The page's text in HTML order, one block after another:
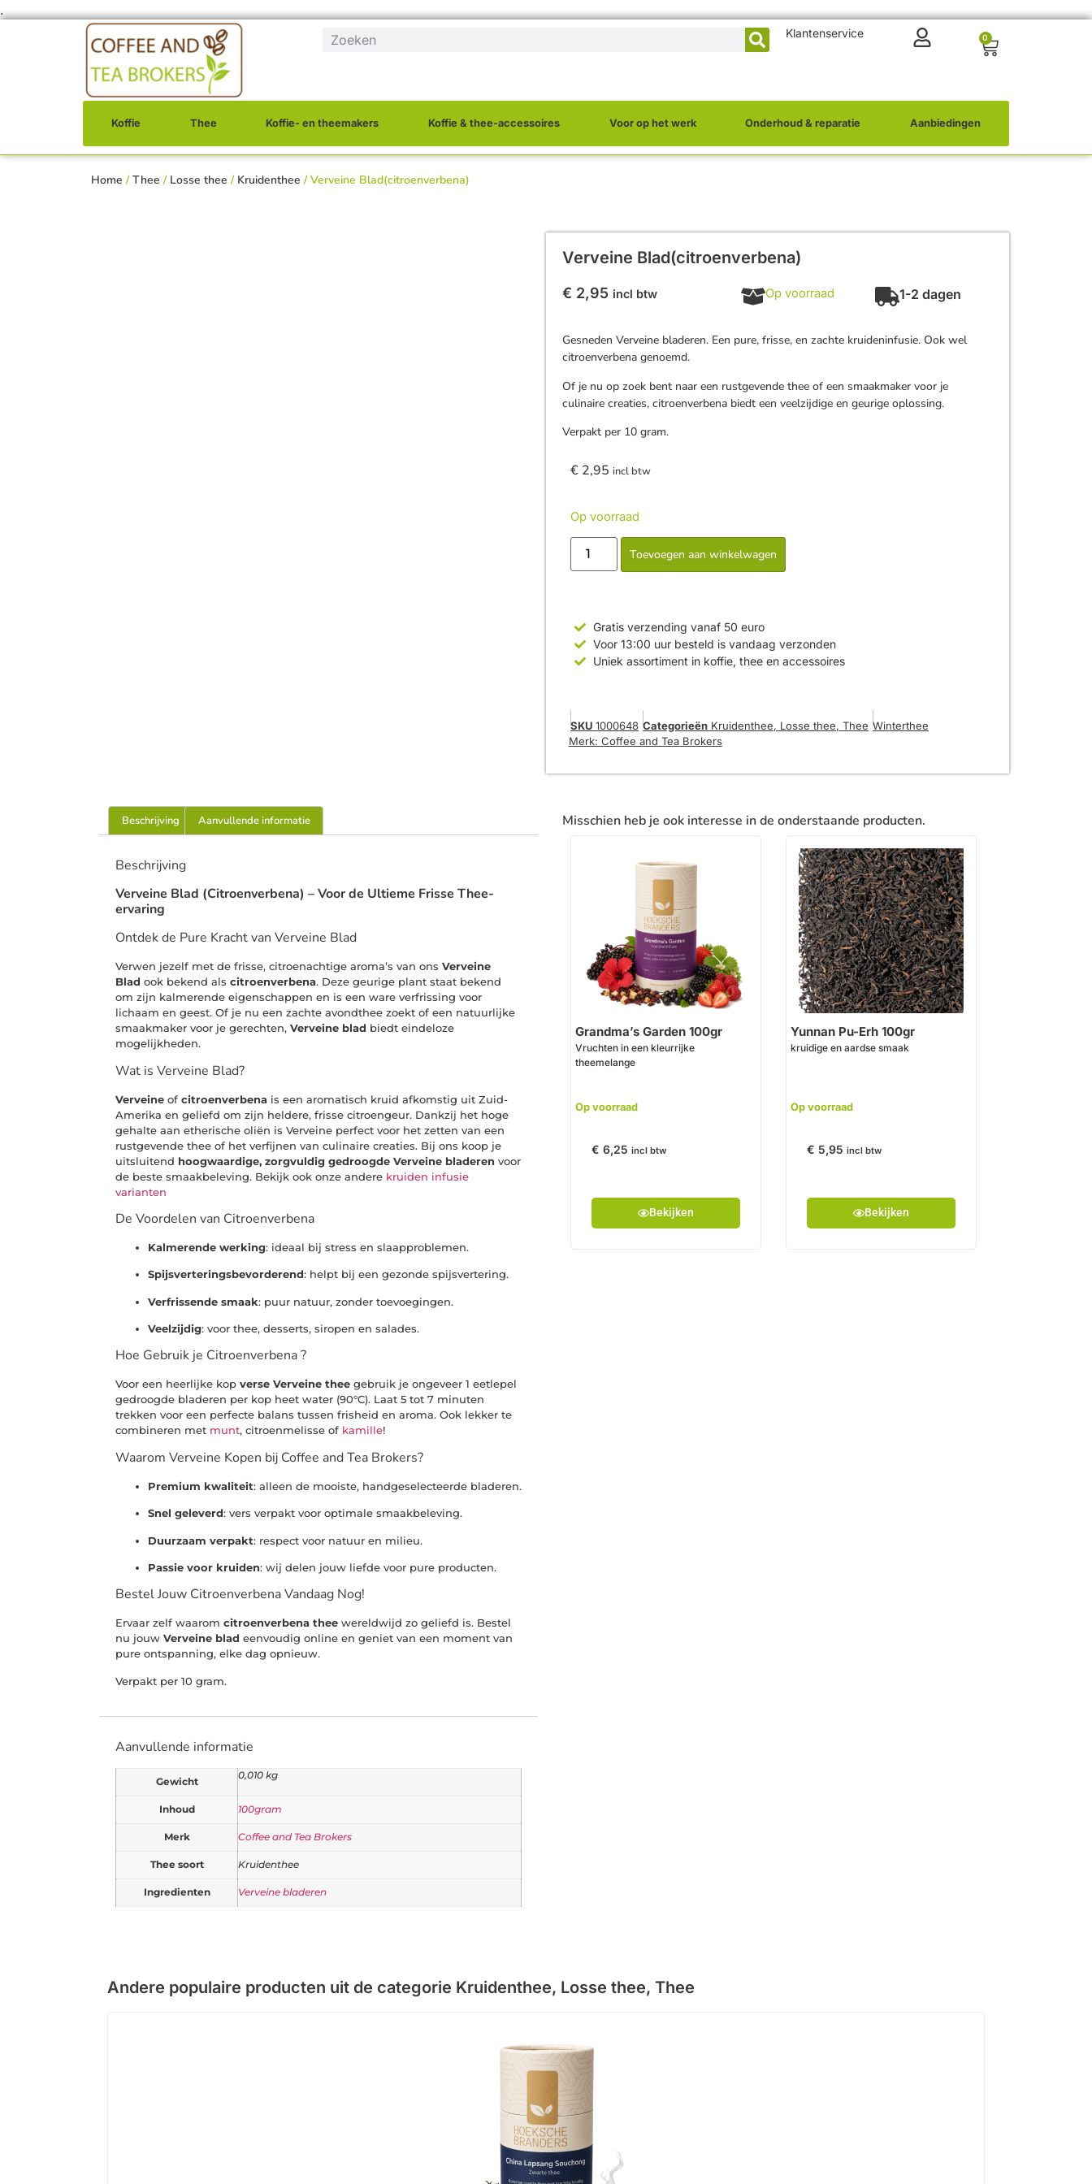
.
Klantenservice 0
Koffie Thee Koffie- en theemakers Koffie & thee-accessoires Voor op het werk Onderhoud & reparatie Aanbiedingen
Home /Thee / Losse thee / Kruidenthee / Verveine Blad(citroenverbena)
Verveine Blad(citroenverbena)
€ 2,95 incl btw Op voorraad 1-2 dagen
Gesneden Verveine bladeren. Een pure, frisse, en zachte kruideninfusie. Ook wel
citroenverbena genoemd.
Of je nu op zoek bent naar een rustgevende thee of een smaakmaker voor je
culinaire creaties, citroenverbena biedt een veelzijdige en geurige oplossing.
Verpakt per 10 gram.
€ 2,95 incl btw
Op voorraad
Toevoegen aan winkelwagen
Gratis verzending vanaf 50 euro
Voor 13:00 uur besteld is vandaag verzonden
Uniek assortiment in koffie, thee en accessoires
SKU 1000648 Categorieën Kruidenthee, Losse thee, Thee Winterthee
Merk: Coffee and Tea Brokers
Beschrijving Aanvullende informatie
Beschrijving
Verveine Blad (Citroenverbena) – Voor de Ultieme Frisse Thee-
ervaring
Ontdek de Pure Kracht van Verveine Blad
Verwen jezelf met de frisse, citroenachtige aroma’s van ons Verveine
Blad ook bekend als citroenverbena. Deze geurige plant staat bekend
om zijn kalmerende eigenschappen en is een ware verfrissing voor
lichaam en geest. Of je nu een zachte avondthee zoekt of een natuurlijke
smaakmaker voor je gerechten, Verveine blad biedt eindeloze
mogelijkheden.
Wat is Verveine Blad?
Verveine of citroenverbena is een aromatisch kruid afkomstig uit Zuid-
Amerika en geliefd om zijn heldere, frisse citroengeur. Dankzij het hoge
gehalte aan etherische oliën is Verveine perfect voor het zetten van een
rustgevende thee of het verfijnen van culinaire creaties. Bij ons koop je
uitsluitend hoogwaardige, zorgvuldig gedroogde Verveine bladeren voor
de beste smaakbeleving. Bekijk ook onze andere kruiden infusie
varianten
De Voordelen van Citroenverbena
Kalmerende werking: ideaal bij stress en slaapproblemen.
Spijsverteringsbevorderend: helpt bij een gezonde spijsvertering.
Verfrissende smaak: puur natuur, zonder toevoegingen.
Veelzijdig: voor thee, desserts, siropen en salades.
Hoe Gebruik je Citroenverbena ?
Voor een heerlijke kop verse Verveine thee gebruik je ongeveer 1 eetlepel
gedroogde bladeren per kop heet water (90°C). Laat 5 tot 7 minuten
trekken voor een perfecte balans tussen frisheid en aroma. Ook lekker te
combineren met munt, citroenmelisse of kamille!
Waarom Verveine Kopen bij Coffee and Tea Brokers?
Premium kwaliteit: alleen de mooiste, handgeselecteerde bladeren.
Snel geleverd: vers verpakt voor optimale smaakbeleving.
Duurzaam verpakt: respect voor natuur en milieu.
Passie voor kruiden: wij delen jouw liefde voor pure producten.
Bestel Jouw Citroenverbena Vandaag Nog!
Ervaar zelf waarom citroenverbena thee wereldwijd zo geliefd is. Bestel
nu jouw Verveine blad eenvoudig online en geniet van een moment van
pure ontspanning, elke dag opnieuw.
Verpakt per 10 gram.
Aanvullende informatie
Gewicht
0,010 kg
Inhoud 100gram
Merk Coffee and Tea Brokers
Thee soort Kruidenthee
Ingredienten Verveine bladeren
Misschien heb je ook interesse in de onderstaande producten.
Grandma’s Garden 100gr
Vruchten in een kleurrijke
theemelange
Op voorraad
€ 6,25 incl btw
Bekijken
Yunnan Pu-Erh 100gr
kruidige en aardse smaak
Op voorraad
€ 5,95 incl btw
Bekijken
Andere populaire producten uit de categorie Kruidenthee, Losse thee, Thee